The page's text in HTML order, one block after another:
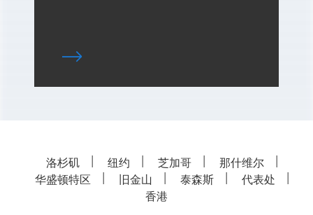
洛杉矶 纽约 芝加哥
那什维尔
华盛顿特区
旧金山 泰森斯
代表处
香港